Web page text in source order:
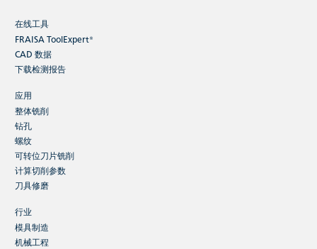
在线工具
FRAISA ToolExpert®
CAD 数据
下载检测报告
应用
整体铣削
钻孔
螺纹
可转位刀片铣削
计算切削参数
刀具修磨
行业
模具制造
机械工程